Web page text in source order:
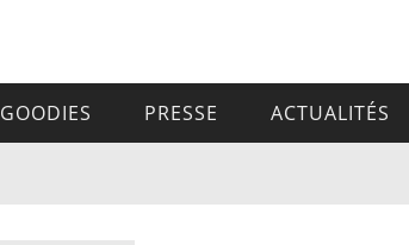
GOODIES PRESSE ACTUALITÉS